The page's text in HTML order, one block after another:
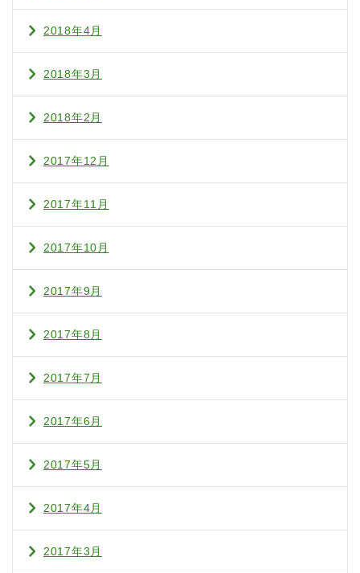
2018年4月
2018年3月
2018年2月
2017年12月
2017年11月
2017年10月
2017年9月
2017年8月
2017年7月
2017年6月
2017年5月
2017年4月
2017年3月